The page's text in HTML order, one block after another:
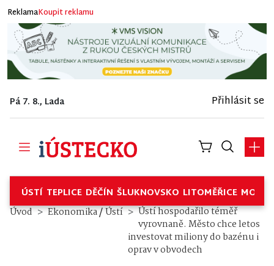
ReklamaKoupit reklamu
Pá 7. 8., Lada Přihlásit se
ÚSTÍ TEPLICE DĚČÍN ŠLUKNOVSKO LITOMĚŘICE
Úvod Ekonomika/Ústí
Ústí hospodařilo téměř
vyrovnaně. Město chce letos
investovat miliony do bazénu i
oprav v obvodech